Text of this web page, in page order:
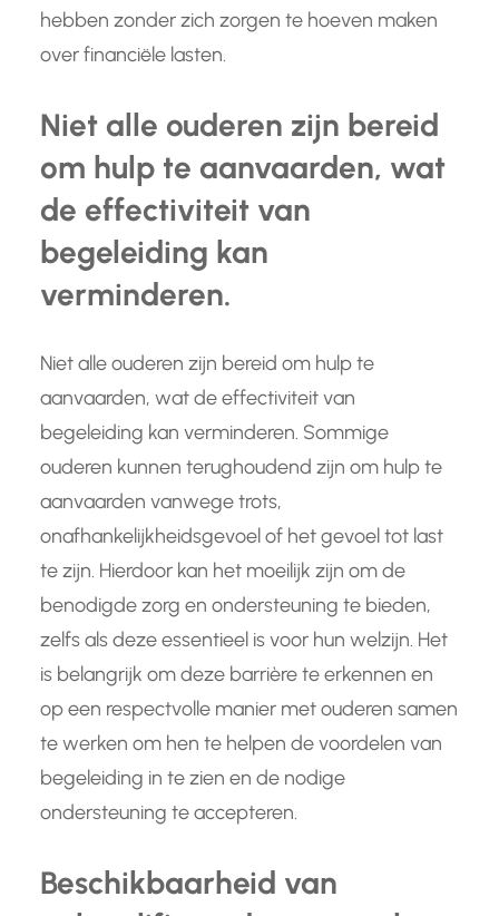
hebben zonder zich zorgen te hoeven maken
over financiële lasten.
Niet alle ouderen zijn bereid
om hulp te aanvaarden, wat
de effectiviteit van
begeleiding kan
verminderen.
Niet alle ouderen zijn bereid om hulp te
aanvaarden, wat de effectiviteit van
begeleiding kan verminderen. Sommige
ouderen kunnen terughoudend zijn om hulp te
aanvaarden vanwege trots,
onafhankelijkheidsgevoel of het gevoel tot last
te zijn. Hierdoor kan het moeilijk zijn om de
benodigde zorg en ondersteuning te bieden,
zelfs als deze essentieel is voor hun welzijn. Het
is belangrijk om deze barrière te erkennen en
op een respectvolle manier met ouderen samen
te werken om hen te helpen de voordelen van
begeleiding in te zien en de nodige
ondersteuning te accepteren.
Beschikbaarheid van